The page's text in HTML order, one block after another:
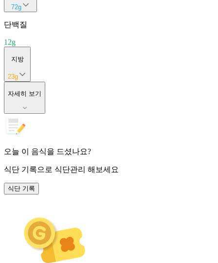
72g
단백질
12g
지방
23g
자세히 보기
오늘 이 음식을 드셨나요?
식단 기록으로 식단관리 해보세요
식단 기록